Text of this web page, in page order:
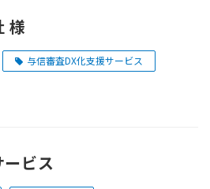
様
与信審査DX化支援サービス
ビス